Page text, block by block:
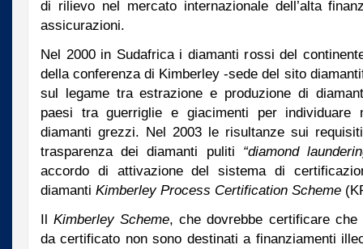
di rilievo nel mercato internazionale dell’alta
assicurazioni.
Nel 2000 in Sudafrica i diamanti rossi del
della conferenza di Kimberley -sede del sito
sul legame tra estrazione e produzione di
paesi tra guerriglie e giacimenti per individuare
diamanti grezzi. Nel 2003 le risultanze sui
trasparenza dei diamanti puliti “diamond
accordo di attivazione del sistema di
diamanti Kimberley Process Certification Scheme
IlKimberley Scheme, che dovrebbe certificare che
da certificato non sono destinati a finanziamenti